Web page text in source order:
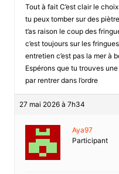
Tout à fait C’est clair le
tu peux tomber sur des
t’as raison le coup des
c’est toujours sur les
entretien c’est pas la mer à
Espérons que tu trouves
par rentrer dans l’ordre
27 mai 2026 à 7h34
Aya97
Participant